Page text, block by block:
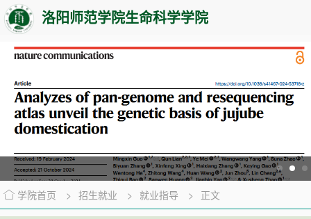
洛阳师范学院生命科学学院
学院首页 > 招生就业 > 就业指导 > 正文